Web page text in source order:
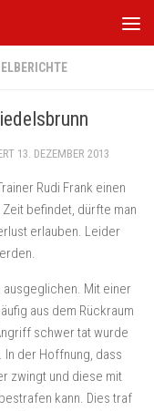
13. DEZEMBER 2013
Rudi Frank einen
befindet, dürfte man
erlauben. Leider
Mit einer
aus dem Rückraum
schwer tat wurde
In der Hoffnung, dass
zwingt und diese mit
kann. Dies traf